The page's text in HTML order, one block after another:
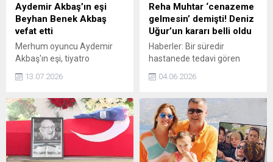
Aydemir Akbaş’ın eşi
Beyhan Benek Akbaş
vefat etti
Merhum oyuncu Aydemir
Akbaş'ın eşi, tiyatro
Akbaş, hayatını kaybetti. İki
çiftin yıllara yayılan fırtınalı
aşkı sanat dünyasının
hafızasına kazınmıştı.
13.07.2026
Reha Muhtar ‘cenazeme
gelmesin’ demişti! Deniz
Uğur’un kararı belli oldu
Haberler: Bir süredir
hastanede tedavi gören
Muhtar, çoklu organ
yaşamını yitirdi. Muhtar'ın
vefatının ardından daha
önce yaptığı 'Sevenlerime
vasiyetimdir, Deniz Uğur
ölürsem cenazeme
04.06.2026